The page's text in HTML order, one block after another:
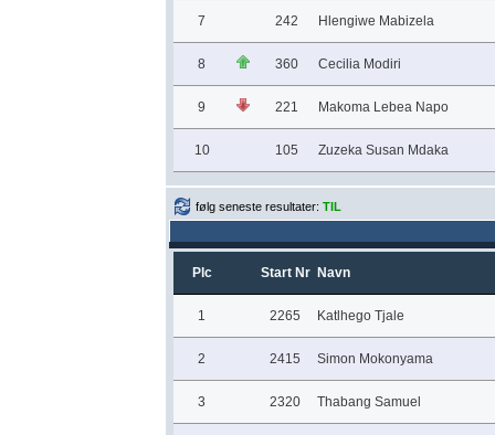
7 242 Hlengiwe Mabizela
8 360 Cecilia Modiri
9 221 Makoma Lebea Napo
10 105 Zuzeka Susan Mdaka
følg seneste resultater: TIL
Plc Start Nr Navn
1 2265 Katlhego Tjale
2 2415 Simon Mokonyama
3 2320 Thabang Samuel